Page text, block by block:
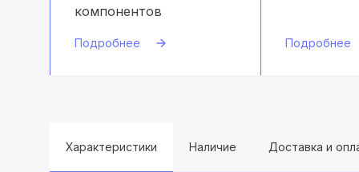
компонентов
Подробнее Подробнее
Характеристики Наличие Доставка и